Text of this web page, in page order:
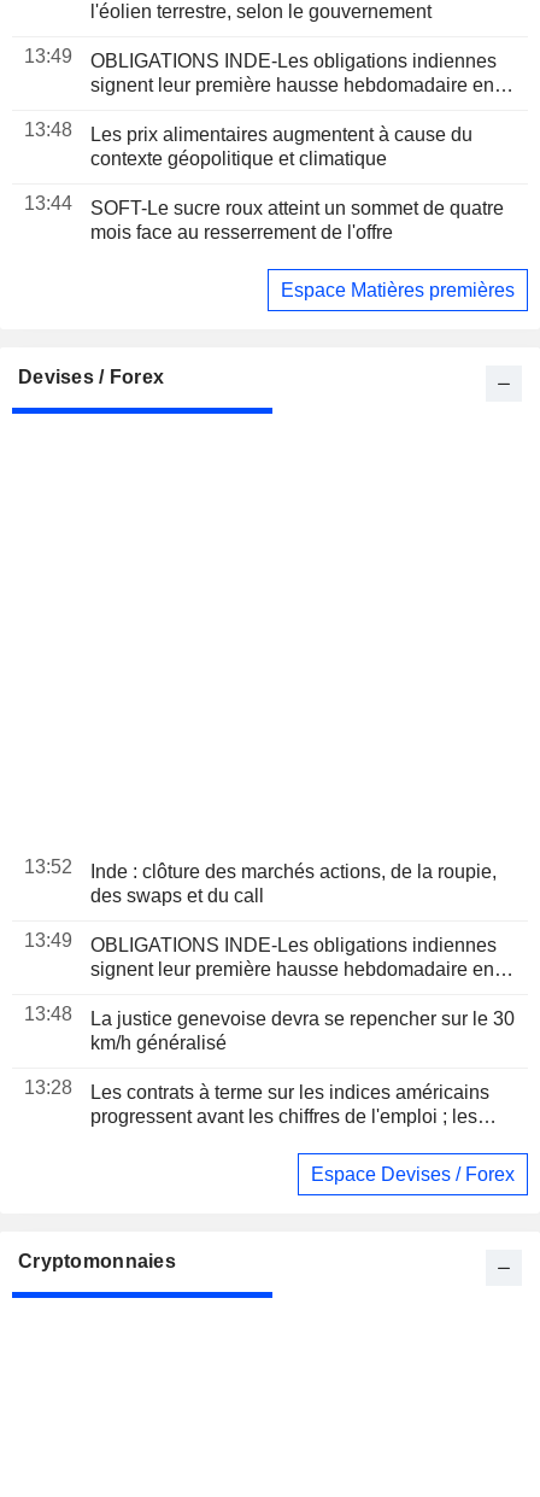
l'éolien terrestre, selon le gouvernement
13:49
OBLIGATIONS INDE-Les obligations indiennes
signent leur première hausse hebdomadaire en
brut
13:48
Les prix alimentaires augmentent à cause du
contexte géopolitique et climatique
13:44
SOFT-Le sucre roux atteint un sommet de quatre
mois face au resserrement de l'offre
Espace Matières premières
Devises / Forex
13:52
Inde : clôture des marchés actions, de la roupie,
des swaps et du call
13:49
OBLIGATIONS INDE-Les obligations indiennes
signent leur première hausse hebdomadaire en
brut
13:48
La justice genevoise devra se repencher sur le 30
km/h généralisé
13:28
Les contrats à terme sur les indices américains
progressent avant les chiffres de l'emploi ; les
Espace Devises / Forex
Cryptomonnaies